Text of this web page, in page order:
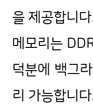
을 제공합니
메모리는
덕분에 백그
리 가능합니